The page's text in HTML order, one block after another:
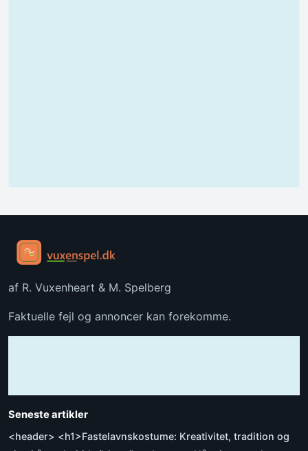
af R. Vuxenheart & M. Spelberg
Faktuelle fejl og annoncer kan forekomme.
Seneste artikler
<header> <h1>Fastelavnskostume: Kreativitet, tradition og